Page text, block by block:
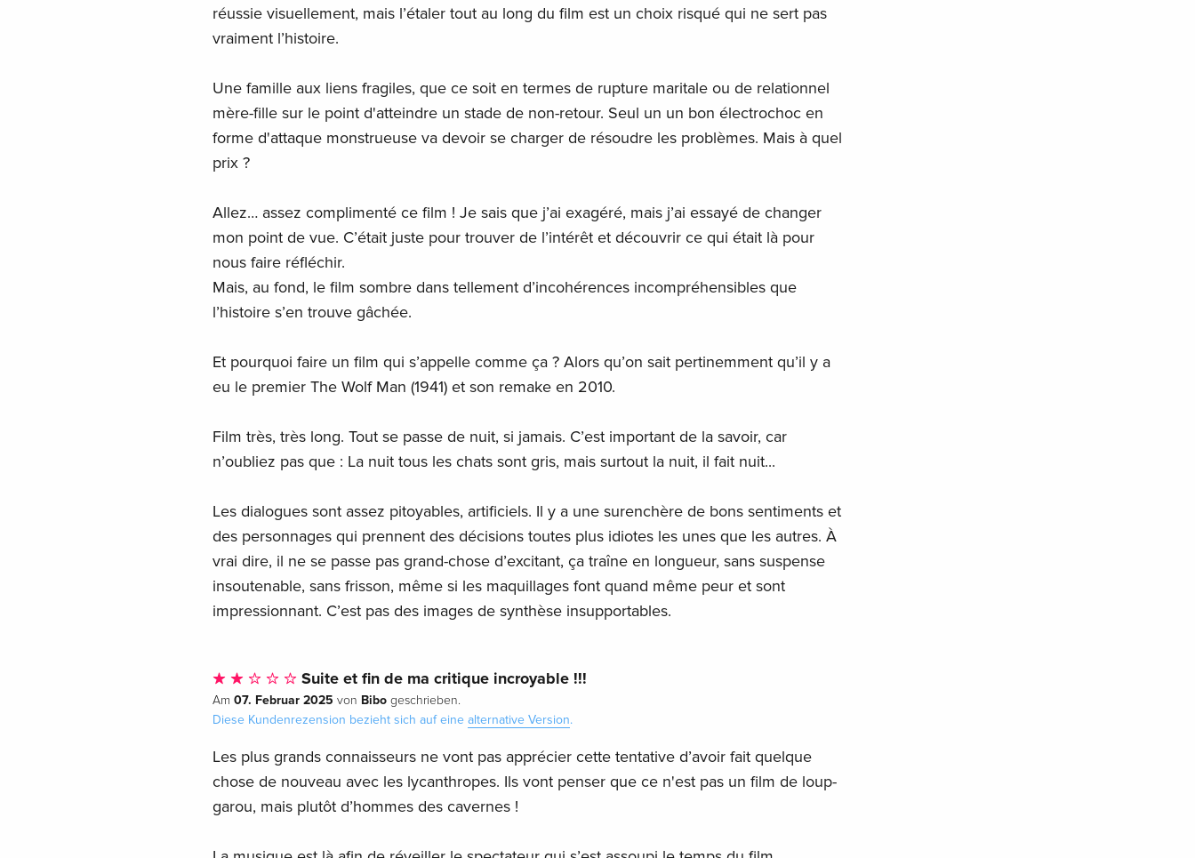
réussie visuellement, mais l’étaler tout au long du film est un choix risqué qui ne sert pas
vraiment l’histoire.
Une famille aux liens fragiles, que ce soit en termes de rupture maritale ou de relationnel
mère-fille sur le point d'atteindre un stade de non-retour. Seul un un bon électrochoc en
forme d'attaque monstrueuse va devoir se charger de résoudre les problèmes. Mais à quel
prix ?
Allez… assez complimenté ce film ! Je sais que j’ai exagéré, mais j’ai essayé de changer
mon point de vue. C’était juste pour trouver de l’intérêt et découvrir ce qui était là pour
nous faire réfléchir.
Mais, au fond, le film sombre dans tellement d’incohérences incompréhensibles que
l’histoire s’en trouve gâchée.
Et pourquoi faire un film qui s’appelle comme ça ? Alors qu’on sait pertinemment qu’il y a
eu le premier The Wolf Man (1941) et son remake en 2010.
Film très, très long. Tout se passe de nuit, si jamais. C’est important de la savoir, car
n’oubliez pas que : La nuit tous les chats sont gris, mais surtout la nuit, il fait nuit...
Les dialogues sont assez pitoyables, artificiels. Il y a une surenchère de bons sentiments et
des personnages qui prennent des décisions toutes plus idiotes les unes que les autres. À
vrai dire, il ne se passe pas grand-chose d’excitant, ça traîne en longueur, sans suspense
insoutenable, sans frisson, même si les maquillages font quand même peur et sont
impressionnant. C’est pas des images de synthèse insupportables.
Suite et fin de ma critique incroyable !!!
Am 07. Februar 2025 von Bibogeschrieben.
Diese Kundenrezension bezieht sich auf eine alternative Version.
Les plus grands connaisseurs ne vont pas apprécier cette tentative d’avoir fait quelque
chose de nouveau avec les lycanthropes. Ils vont penser que ce n'est pas un film de loup-
garou, mais plutôt d’hommes des cavernes !